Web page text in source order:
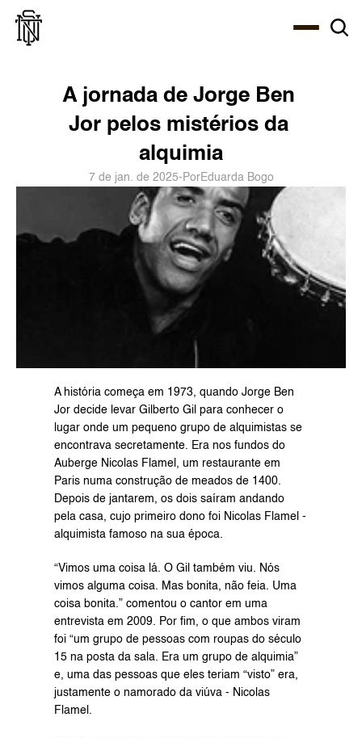
A jornada de Jorge Ben
Jor pelos mistérios da
alquimia
7 de jan. de 2025- PorEduarda Bogo
A história começa em 1973, quando Jorge Ben
Jor decide levar Gilberto Gil para conhecer o
lugar onde um pequeno grupo de alquimistas se
encontrava secretamente. Era nos fundos do
Auberge Nicolas Flamel, um restaurante em
Paris numa construção de meados de 1400.
Depois de jantarem, os dois saíram andando
pela casa, cujo primeiro dono foi Nicolas Flamel -
alquimista famoso na sua época.
“Vimos uma coisa lá. O Gil também viu. Nós
vimos alguma coisa. Mas bonita, não feia. Uma
coisa bonita.” comentou o cantor em uma
entrevista em 2009. Por fim, o que ambos viram
foi “um grupo de pessoas com roupas do século
15 na posta da sala. Era um grupo de alquimia”
e, uma das pessoas que eles teriam “visto” era,
justamente o namorado da viúva - Nicolas
Flamel.